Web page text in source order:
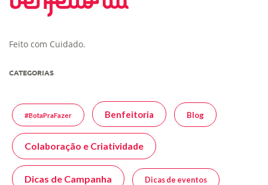
Feito com Cuidado.
CATEGORIAS
#BotaPraFazer Benfeitoria Blog
Colaboração e Criatividade
Dicas de Campanha Dicas de eventos